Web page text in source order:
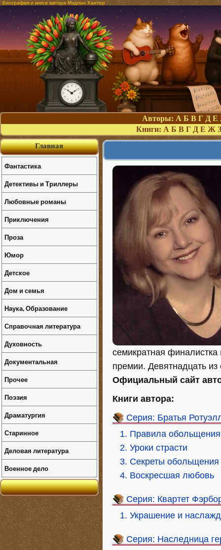
Биография и книги автора Мэдлин Хантер
Авторы: А Б В Г Д Е
Книги: А Б В Г Д Е Ж З
семикратная
премии. Девятнадцать из
Официальный сайт
Книги автора:
Серия: Братья
1. Правила обольщения
2. Уроки страсти
3. Секреты обольщения
4. Воскресшая любовь
Серия: Квартет
1. Украшение и
Серия: Наследница
Главная
Фантастика
Детективы и Триллеры
Любовные романы
Приключения
Проза
Юмор
Детское
Дом и семья
Наука, Образование
Справочная литература
Духовность
Документальная
Прочее
Поэзия
Драматургия
Старинное
Деловая литература
Военное дело